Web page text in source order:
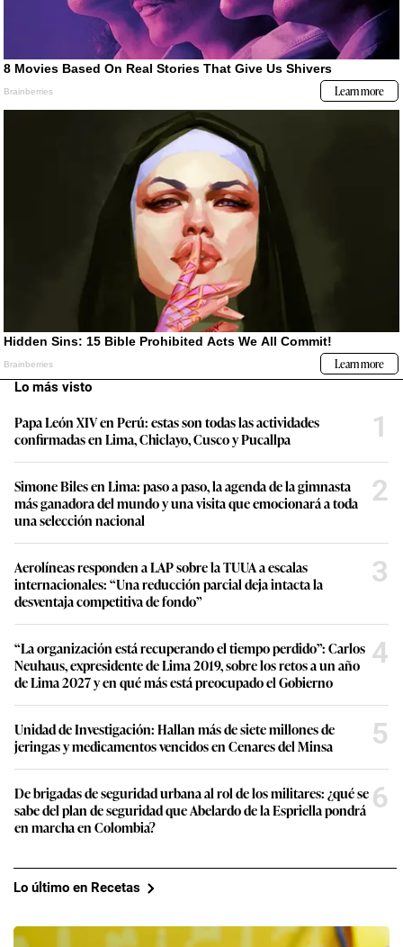
Lo más visto
Papa León XIV en Perú: estas son todas las actividades
confirmadas en Lima, Chiclayo, Cusco y Pucallpa
1
Simone Biles en Lima: paso a paso, la agenda de la gimnasta
más ganadora del mundo y una visita que emocionará a toda
una selección nacional
2
Aerolíneas responden a LAP sobre la TUUA a escalas
internacionales: “Una reducción parcial deja intacta la
desventaja competitiva de fondo”
3
“La organización está recuperando el tiempo perdido”: Carlos
Neuhaus, expresidente de Lima 2019, sobre los retos a un año
de Lima 2027 y en qué más está preocupado el Gobierno
4
Unidad de Investigación: Hallan más de siete millones de
jeringas y medicamentos vencidos en Cenares del Minsa
5
De brigadas de seguridad urbana al rol de los militares: ¿qué se
sabe del plan de seguridad que Abelardo de la Espriella pondrá
en marcha en Colombia?
6
Lo último en Recetas